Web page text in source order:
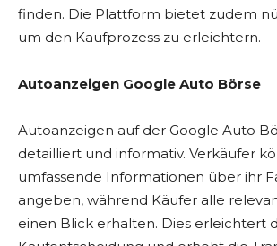
finden. Die Plattform bietet zudem
um den Kaufprozess zu erleichtern.
Autoanzeigen Google Auto Börse
Autoanzeigen auf der Google Auto
detailliert und informativ. Verkäufer
umfassende Informationen über ihr
angeben, während Käufer alle
einen Blick erhalten. Dies erleichtert